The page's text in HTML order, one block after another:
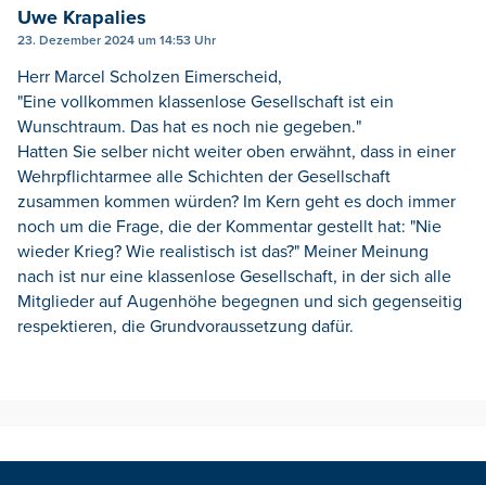
Uwe Krapalies
23. Dezember 2024 um 14:53 Uhr
Herr Marcel Scholzen Eimerscheid,
"Eine vollkommen klassenlose Gesellschaft ist ein
Wunschtraum. Das hat es noch nie gegeben."
Hatten Sie selber nicht weiter oben erwähnt, dass in einer
Wehrpflichtarmee alle Schichten der Gesellschaft
zusammen kommen würden? Im Kern geht es doch immer
noch um die Frage, die der Kommentar gestellt hat: "Nie
wieder Krieg? Wie realistisch ist das?" Meiner Meinung
nach ist nur eine klassenlose Gesellschaft, in der sich alle
Mitglieder auf Augenhöhe begegnen und sich gegenseitig
respektieren, die Grundvoraussetzung dafür.